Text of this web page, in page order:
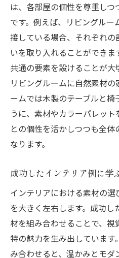
は、各部屋の個性を尊重し
です。例えば、リビングル
接している場合、それぞれ
いを取り入れることができ
共通の要素を設けることが大
リビングルームに自然素材
ームでは木製のテーブルと
うに、素材やカラーパレッ
との個性を活かしつつも全
なります。
成功したインテリア例に学
インテリアにおける素材の
を大きく左右します。成功
材を組み合わせることで、
特の魅力を生み出していま
み合わせると、温かみとモ